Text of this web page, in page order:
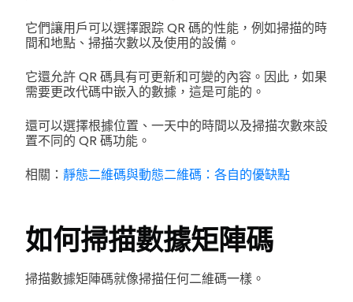
它們讓用戶可以選擇跟踪 QR 碼的性能，例如掃描的時
間和地點、掃描次數以及使用的設備。
它還允許 QR 碼具有可更新和可變的內容。因此，如果
需要更改代碼中嵌入的數據，這是可能的。
還可以選擇根據位置、一天中的時間以及掃描次數來設
置不同的 QR 碼功能。
相關： 靜態二維碼與動態二維碼：各自的優缺點
如何掃描數據矩陣碼
掃描數據矩陣碼就像掃描任何二維碼一樣。